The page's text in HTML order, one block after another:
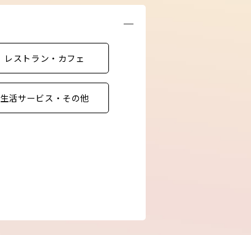
レストラン・カフェ
生活サービス・その他